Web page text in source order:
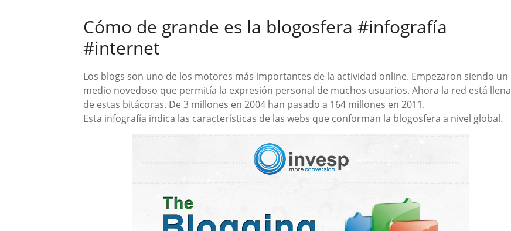
Cómo de grande es la blogosfera #infografía
#internet
Los blogs son uno de los motores más importantes de la actividad online. Empezaron siendo un
medio novedoso que permitía la expresión personal de muchos usuarios. Ahora la red está llena
de estas bitácoras. De 3 millones en 2004 han pasado a 164 millones en 2011.
Esta infografía indica las características de las webs que conforman la blogosfera a nivel global.